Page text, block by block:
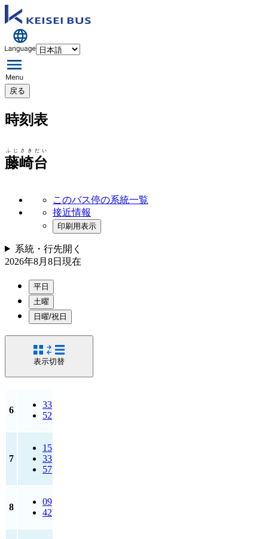
戻る
時刻表
藤崎台
ふじさきだい
このバス停の系統一覧
接近情報
印刷用表示
系統・行先開く
2026年8月8日 現在
平日
土曜
日曜/祝日
表示切替
6
33
52
7
15
33
57
8
09
42